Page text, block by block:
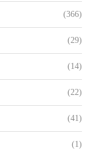
(366)
(29)
(14)
(22)
(41)
(1)